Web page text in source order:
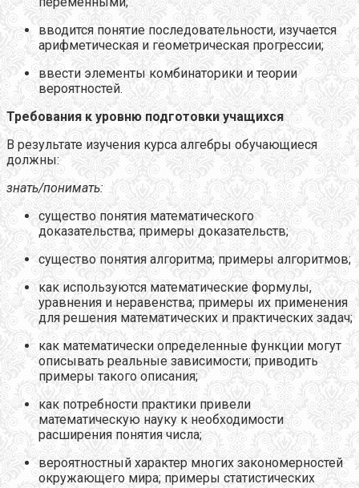
вводится понятие последовательности, изучается
арифметическая и геометрическая прогрессии;
ввести элементы комбинаторики и теории
вероятностей.
Требования к уровню подготовки учащихся
В результате изучения курса алгебры обучающиеся
должны:
знать/понимать:
существо понятия математического
доказательства; примеры доказательств;
существо понятия алгоритма; примеры алгоритмов;
как используются математические формулы,
уравнения и неравенства; примеры их применения
для решения математических и практических задач;
как математически определенные функции могут
описывать реальные зависимости; приводить
примеры такого описания;
как потребности практики привели
математическую науку к необходимости
расширения понятия числа;
вероятностный характер многих закономерностей
окружающего мира; примеры статистических